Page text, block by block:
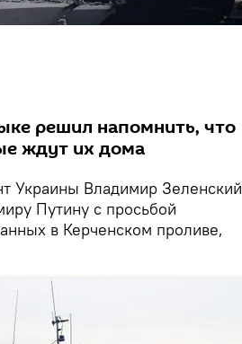
решил напомнить, что
ждут их дома
Украины Владимир Зеленский
Путину с просьбой
в Керченском проливе,